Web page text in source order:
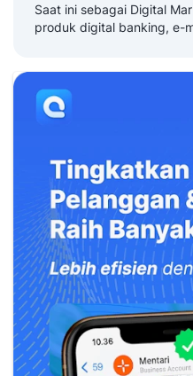
Saat ini sebagai Digital
produk digital banking, e-